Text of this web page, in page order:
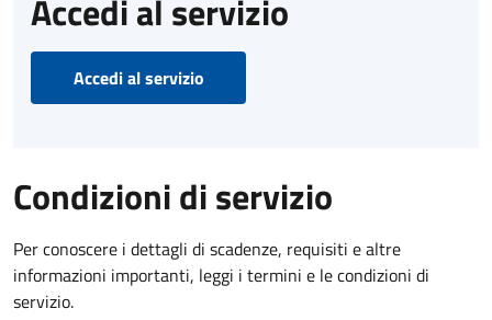
Accedi al servizio
Accedi al servizio
Condizioni di servizio
Per conoscere i dettagli di scadenze, requisiti e altre
informazioni importanti, leggi i termini e le condizioni di
servizio.